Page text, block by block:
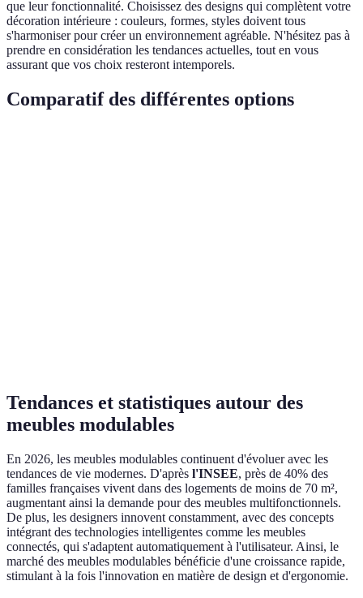
que leur fonctionnalité. Choisissez des designs qui complètent votre
décoration intérieure : couleurs, formes, styles doivent tous
s'harmoniser pour créer un environnement agréable. N'hésitez pas à
prendre en considération les tendances actuelles, tout en vous
assurant que vos choix resteront intemporels.
Comparatif des différentes options
Tendances et statistiques autour des
meubles modulables
En 2026, les meubles modulables continuent d'évoluer avec les
tendances de vie modernes. D'après l'INSEE, près de 40% des
familles françaises vivent dans des logements de moins de 70 m²,
augmentant ainsi la demande pour des meubles multifonctionnels.
De plus, les designers innovent constamment, avec des concepts
intégrant des technologies intelligentes comme les meubles
connectés, qui s'adaptent automatiquement à l'utilisateur. Ainsi, le
marché des meubles modulables bénéficie d'une croissance rapide,
stimulant à la fois l'innovation en matière de design et d'ergonomie.